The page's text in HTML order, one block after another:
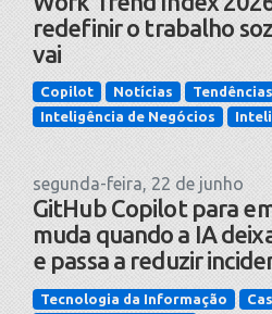
redefinir o trabalho
vai
Copilot Notícias Tendências
Inteligência de Negócios
segunda-feira, 22 de junho
GitHub Copilot para
muda quando a IA
e passa a reduzir
Tecnologia da Informação